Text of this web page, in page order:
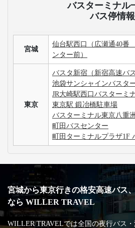
バスターミナル
バス停情報
宮城
仙台駅西口（広瀬通40
ンター前）
東京
バスタ新宿（新宿高速バ
池袋サンシャインバスタ
JR大崎駅西口バスターミ
東京駅 鍛冶橋駐車場
バスターミナル東京八重洲
町田バスセンター
町田ターミナルプラザ1F
宮城から東京行きの格安高速バス
なら WILLER TRAVEL
WILLER TRAVELでは全国の夜行バス